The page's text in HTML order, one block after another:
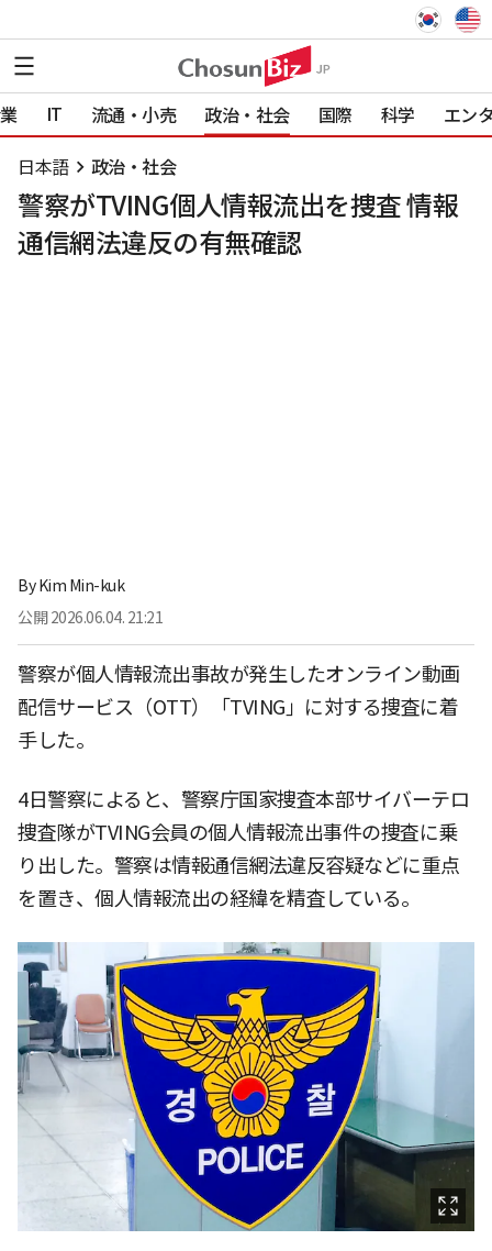
IT 流通・小売 政治・社会 国際 科学 エン
日本語 政治・社会
警察がTVING個人情報流出を捜査 情報
通信網法違反の有無確認
ByKim Min-kuk
公開 2026.06.04. 21:21
警察が個人情報流出事故が発生したオンライン動画
配信サービス（OTT）「TVING」に対する捜査に着
手した。
4日警察によると、警察庁国家捜査本部サイバーテロ
捜査隊がTVING会員の個人情報流出事件の捜査に乗
り出した。警察は情報通信網法違反容疑などに重点
を置き、個人情報流出の経緯を精査している。